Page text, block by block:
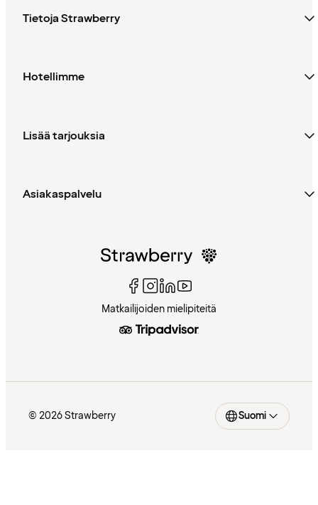
Tietoja Strawberry
Hotellimme
Lisää tarjouksia
Asiakaspalvelu
Matkailijoiden mielipiteitä
© 2026 Strawberry Suomi